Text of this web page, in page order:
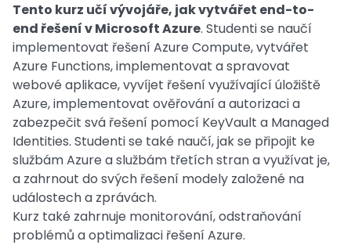
Tento kurz učí vývojáře, jak vytvářet end-to-
end řešení v Microsoft Azure. Studenti se naučí
implementovat řešení Azure Compute, vytvářet
Azure Functions, implementovat a spravovat
webové aplikace, vyvíjet řešení využívající úložiště
Azure, implementovat ověřování a autorizaci a
zabezpečit svá řešení pomocí KeyVault a Managed
Identities. Studenti se také naučí, jak se připojit ke
službám Azure a službám třetích stran a využívat je,
a zahrnout do svých řešení modely založené na
událostech a zprávách.
Kurz také zahrnuje monitorování, odstraňování
problémů a optimalizaci řešení Azure.